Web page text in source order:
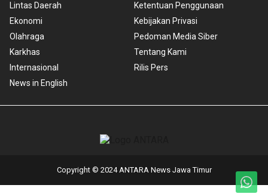
Lintas Daerah
Ekonomi
Olahraga
Karkhas
Internasional
News in English
Ketentuan Penggunaan
Kebijakan Privasi
Pedoman Media Siber
Tentang Kami
Rilis Pers
Copyright © 2024 ANTARA News Jawa Timur